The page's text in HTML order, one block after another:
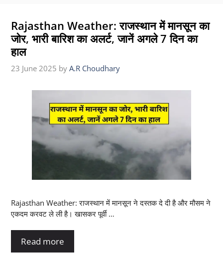
Rajasthan Weather: राजस्थान में मानसून का
जोर, भारी बारिश का अलर्ट, जानें अगले 7 दिन का
हाल
23 June 2025 by A.R Choudhary
Rajasthan Weather: राजस्थान में मानसून ने दस्तक दे दी है और मौसम ने
एकदम करवट ले ली है। खासकर पूर्वी …
Read more